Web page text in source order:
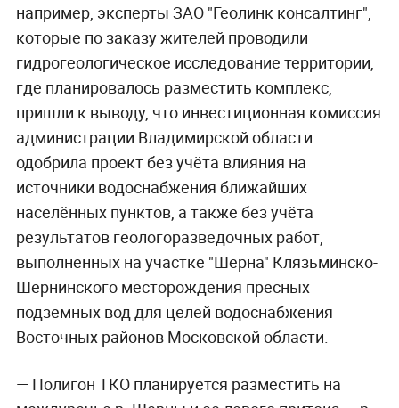
например, эксперты ЗАО "Геолинк консалтинг",
которые по заказу жителей проводили
гидрогеологическое исследование территории,
где планировалось разместить комплекс,
пришли к выводу, что инвестиционная комиссия
администрации Владимирской области
одобрила проект без учёта влияния на
источники водоснабжения ближайших
населённых пунктов, а также без учёта
результатов геологоразведочных работ,
выполненных на участке "Шерна" Клязьминско-
Шернинского месторождения пресных
подземных вод для целей водоснабжения
Восточных районов Московской области.
— Полигон ТКО планируется разместить на